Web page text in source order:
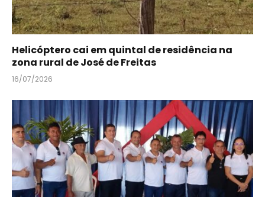
Helicóptero cai em quintal de residência na
zona rural de José de Freitas
16/07/2026